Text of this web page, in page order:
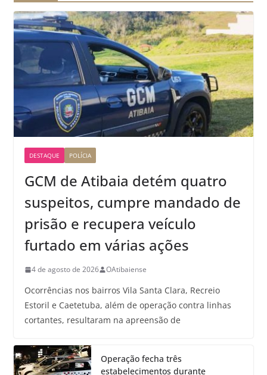
DESTAQUE POLÍCIA
GCM de Atibaia detém quatro
suspeitos, cumpre mandado de
prisão e recupera veículo
furtado em várias ações
4 de agosto de 2026 OAtibaiense
Ocorrências nos bairros Vila Santa Clara, Recreio
Estoril e Caetetuba, além de operação contra linhas
cortantes, resultaram na apreensão de
Operação fecha três
estabelecimentos durante